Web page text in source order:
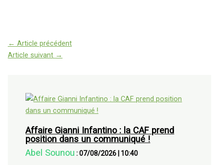
← Article précédent
Article suivant →
Affaire Gianni Infantino : la CAF prend
position dans un communiqué !
Abel Sounou :07/08/2026 10:40